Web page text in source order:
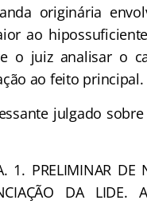
originária
ao
o juiz analisar o
ao feito principal.
julgado sobre
1. PRELIMINAR DE
DA LIDE.